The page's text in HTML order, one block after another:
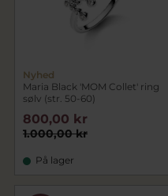
Nyhed
Maria Black 'MOM Collet' ring
sølv (str. 50-60)
1.000,00 kr
800,00 kr
På lager